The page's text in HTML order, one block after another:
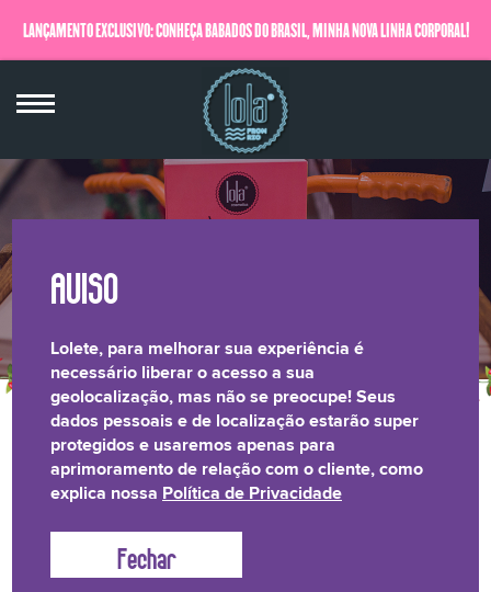
LANÇAMENTO EXCLUSIVO: CONHEÇA BABADOS DO BRASIL, MINHA NOVA LINHA CORPORAL!
QUERO SABER MAIS
MÃE, TÔ FAMOSA!
Que a Lola anda muito famosinha, já não é nenhuma
novidade, não é mesmo?Confira aqui, por onde a Lola
Lolete, para melhorar sua experiência é
necessário liberar o acesso a sua
geolocalização, mas não se preocupe! Seus
dados pessoais e de localização estarão super
protegidos e usaremos apenas para
aprimoramento de relação com o cliente, como
explica nossa Política de Privacidade